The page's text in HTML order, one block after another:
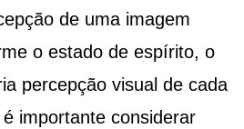
de uma imagem
o estado de espírito, o
percepção visual de cada
importante considerar